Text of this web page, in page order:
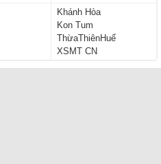
Khánh Hòa
Kon Tum
ThừaThiênHuế
XSMT CN